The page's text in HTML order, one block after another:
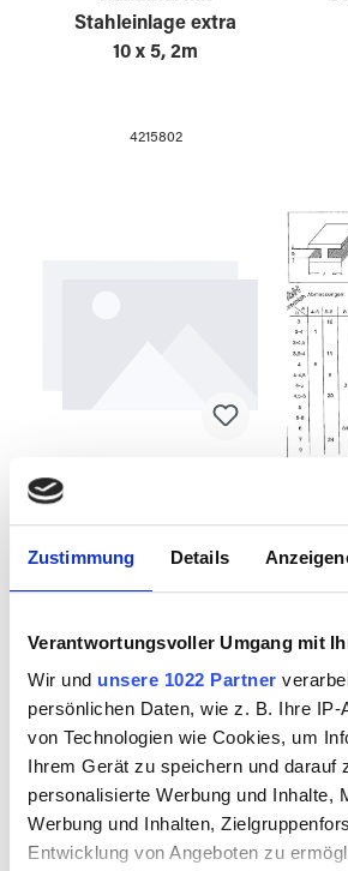
Zustimmung Details
Verantwortungsvoller Umgang mit
Wir und unsere 1022 Partner
persönlichen Daten, wie z. B. Ihre IP-
von Technologien wie Cookies, um
Ihrem Gerät zu speichern und darauf
personalisierte Werbung und Inhalte,
Werbung und Inhalten,
Entwicklung von Angeboten zu
Stahleinlage extra
10 x 5, 2m
4215802
Flachoval ohne
Faden 5x 4,5 Härte
4215804